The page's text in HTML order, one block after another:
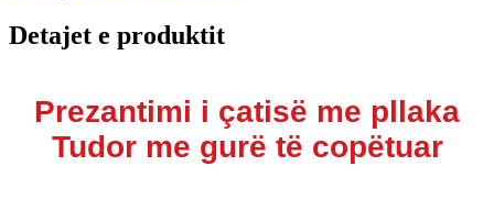
Detajet e produktit
Prezantimi i çatisë me pllaka
Tudor me gurë të copëtuar